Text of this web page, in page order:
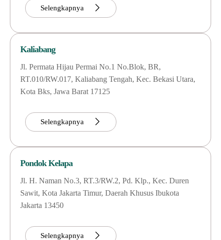
Selengkapnya
Kaliabang
Jl. Permata Hijau Permai No.1 No.Blok, BR,
RT.010/RW.017, Kaliabang Tengah, Kec. Bekasi Utara,
Kota Bks, Jawa Barat 17125
Selengkapnya
Pondok Kelapa
Jl. H. Naman No.3, RT.3/RW.2, Pd. Klp., Kec. Duren
Sawit, Kota Jakarta Timur, Daerah Khusus Ibukota
Jakarta 13450
Selengkapnya